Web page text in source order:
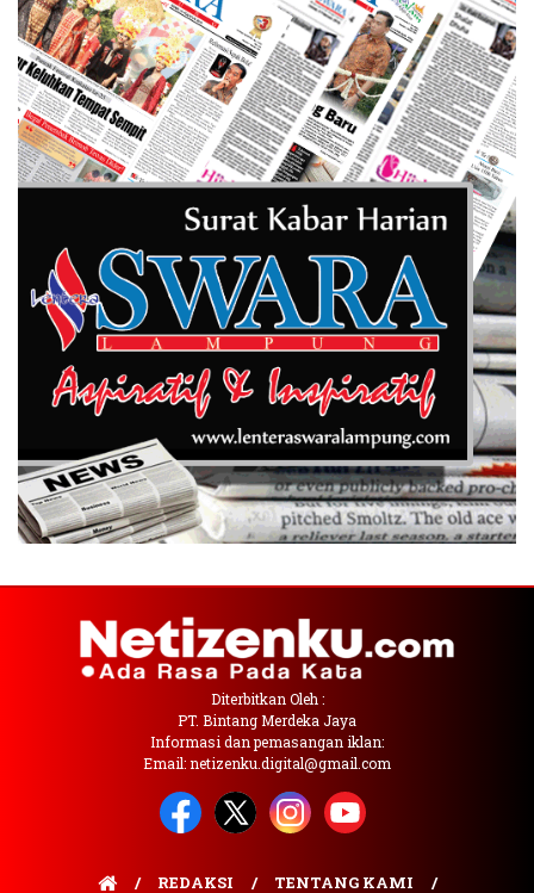
Diterbitkan Oleh :
PT. Bintang Merdeka Jaya
Informasi dan pemasangan iklan:
Email: netizenku.digital@gmail.com
DISCLAIMER
PEDOMAN MEDIA SIBER